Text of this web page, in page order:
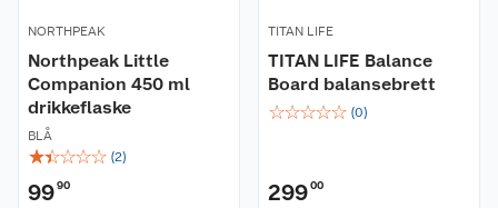
NORTHPEAK
Northpeak Little
Companion 450 ml
drikkeflaske
BLÅ
☆☆☆☆☆ (2)
9990
TITAN LIFE
TITAN LIFE Balance
Board balansebrett
☆☆☆☆☆ (0)
29900